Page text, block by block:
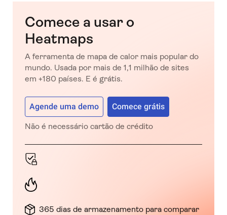
Comece a usar o
Heatmaps
A ferramenta de mapa de calor mais popular do
mundo. Usada por mais de 1,1 milhão de sites
em +180 países. E é grátis.
Agende uma demo Comece grátis
Não é necessário cartão de crédito
365 dias de armazenamento para comparar